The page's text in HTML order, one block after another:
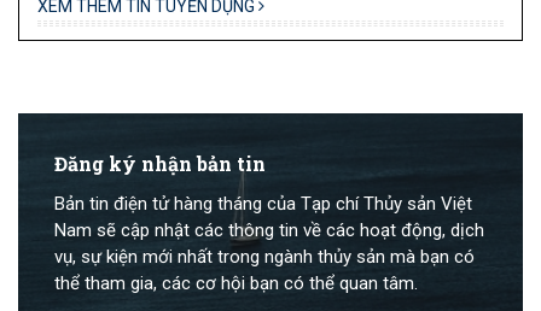
XEM THÊM TIN TUYỂN DỤNG
Đăng ký nhận bản tin
Bản tin điện tử hàng tháng của Tạp chí Thủy sản Việt
Nam sẽ cập nhật các thông tin về các hoạt động, dịch
vụ, sự kiện mới nhất trong ngành thủy sản mà bạn có
thể tham gia, các cơ hội bạn có thể quan tâm.